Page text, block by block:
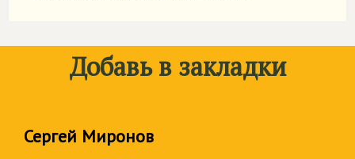
Добавь в закладки
Сергей Миронов